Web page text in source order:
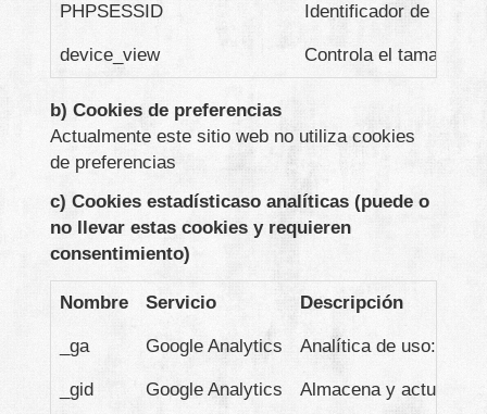
PHPSESSID Identificador de la
device_view Controla el tamaño
b) Cookies de preferencias
Actualmente este sitio web no utiliza cookies
de preferencias
c) Cookies estadísticaso analíticas (puede o
no llevar estas cookies y requieren
consentimiento)
Nombre Servicio Descripción
_ga Google Analytics Analítica de uso: nº
_gid Google Analytics Almacena y actualiza